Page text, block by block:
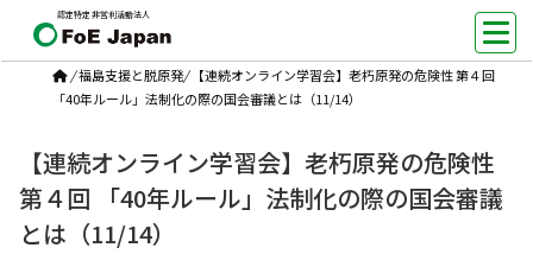
認定特定非営利活動法人
/福島支援と脱原発/
【連続オンライン学習会】老朽原発の危険性 第４回
「40年ルール」法制化の際の国会審議とは（11/14）
【連続オンライン学習会】老朽原発の危険性
第４回 「40年ルール」法制化の際の国会審議
とは（11/14）